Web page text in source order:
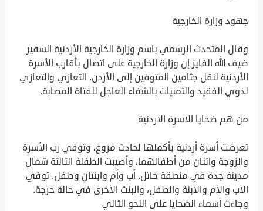
جهود وزارة الخارجية
وقال المتحدث الرسمي باسم وزارة الخارجية الأردنية السفير
ضيف الله الفايز إن وزارة الخارجية على اتصال بأقارب الأسرة
الأردنية لنقل جثامين المتوفين إلى الأردن. التعازي والتعازي
لذوي الفقيد والتمنيات بالشفاء العاجل للفتاة المصابة.
من هم ضحايا الاسرة الاردنية
تعرضت أسرة أردنية بأكملها لحادث مروع، وتوفي رب الأسرة
والزوجة واثنان من أطفالهما، وأصيبت الطفلة الثالثة شمال
مدينة جدة في منطقة حائل. أب وأم وابنتان وطفل. توفي
الأب والأم والابنة والطفل، والبنت الأخرى في حالة حرجة.
وجاءت أسماء الضحايا على النحو التالي